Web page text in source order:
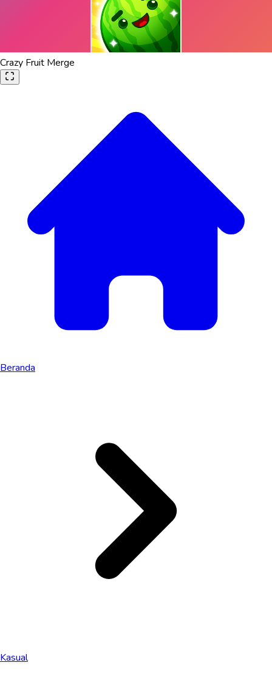
Crazy Fruit Merge
Beranda
Kasual